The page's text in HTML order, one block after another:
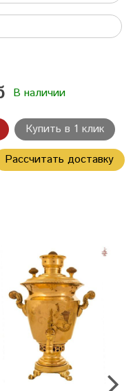
В наличии
Купить в 1 клик
Рассчитать доставку